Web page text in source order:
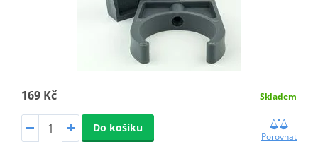
169 Kč Skladem
Do košíku
Porovnat